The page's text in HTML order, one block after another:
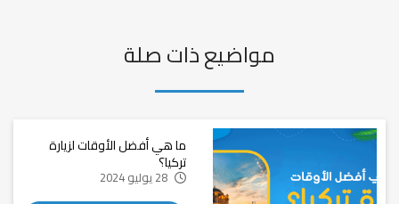
مواضيع ذات صلة
ما هي أفضل الأوقات لزيارة
تركيا؟